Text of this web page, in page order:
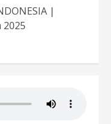
|